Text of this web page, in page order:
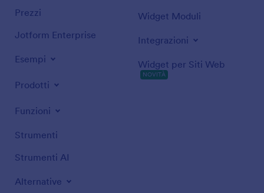
Prezzi
Jotform Enterprise
Esempi
Prodotti
Funzioni
Strumenti
Strumenti AI
Alternative
Widget Moduli
Integrazioni
Widget per Siti Web
NOVITÀ